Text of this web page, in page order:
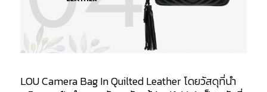
LOU Camera Bag In Quilted Leatherโดยวัสดุที่นำ